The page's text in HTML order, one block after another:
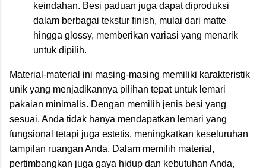
keindahan. Besi paduan juga dapat diproduksi
dalam berbagai tekstur finish, mulai dari matte
hingga glossy, memberikan variasi yang menarik
untuk dipilih.
Material-material ini masing-masing memiliki karakteristik
unik yang menjadikannya pilihan tepat untuk lemari
pakaian minimalis. Dengan memilih jenis besi yang
sesuai, Anda tidak hanya mendapatkan lemari yang
fungsional tetapi juga estetis, meningkatkan keseluruhan
tampilan ruangan Anda. Dalam memilih material,
pertimbangkan juga gaya hidup dan kebutuhan Anda,